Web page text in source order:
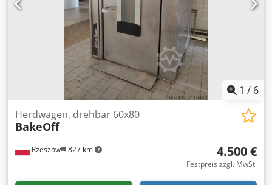
1 / 6
Rzeszów 827 km
Herdwagen, drehbar 60x80
BakeOff
4.500 €
Festpreis zzgl. MwSt.